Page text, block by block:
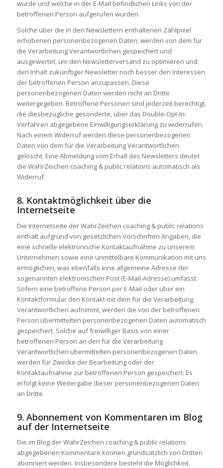
wurde und welche in der E-Mail befindlichen Links von der
betroffenen Person aufgerufen wurden.
Solche über die in den Newslettern enthaltenen Zählpixel
erhobenen personenbezogenen Daten, werden von dem für
die Verarbeitung Verantwortlichen gespeichert und
ausgewertet, um den Newsletterversand zu optimieren und
den Inhalt zukünftiger Newsletter noch besser den Interessen
der betroffenen Person anzupassen. Diese
personenbezogenen Daten werden nicht an Dritte
weitergegeben. Betroffene Personen sind jederzeit berechtigt,
die diesbezügliche gesonderte, über das Double-Opt-In-
Verfahren abgegebene Einwilligungserklärung zu widerrufen.
Nach einem Widerruf werden diese personenbezogenen
Daten von dem für die Verarbeitung Verantwortlichen
gelöscht. Eine Abmeldung vom Erhalt des Newsletters deutet
die WahrZeichen coaching & public relations automatisch als
Widerruf.
8. Kontaktmöglichkeit über die
Internetseite
Die Internetseite der WahrZeichen coaching & public relations
enthält aufgrund von gesetzlichen Vorschriften Angaben, die
eine schnelle elektronische Kontaktaufnahme zu unserem
Unternehmen sowie eine unmittelbare Kommunikation mit uns
ermöglichen, was ebenfalls eine allgemeine Adresse der
sogenannten elektronischen Post (E-Mail-Adresse) umfasst.
Sofern eine betroffene Person per E-Mail oder über ein
Kontaktformular den Kontakt mit dem für die Verarbeitung
Verantwortlichen aufnimmt, werden die von der betroffenen
Person übermittelten personenbezogenen Daten automatisch
gespeichert. Solche auf freiwilliger Basis von einer
betroffenen Person an den für die Verarbeitung
Verantwortlichen übermittelten personenbezogenen Daten
werden für Zwecke der Bearbeitung oder der
Kontaktaufnahme zur betroffenen Person gespeichert. Es
erfolgt keine Weitergabe dieser personenbezogenen Daten
an Dritte.
9. Abonnement von Kommentaren im Blog
auf der Internetseite
Die im Blog der WahrZeichen coaching & public relations
abgegebenen Kommentare können grundsätzlich von Dritten
abonniert werden. Insbesondere besteht die Möglichkeit,